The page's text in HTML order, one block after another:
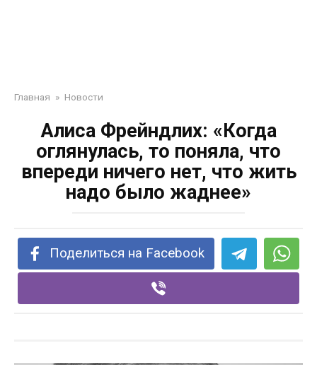
Главная » Новости
Алиса Фрейндлих: «Когда
оглянулась, то поняла, что
впереди ничего нет, что жить
надо было жаднее»
Поделиться на Facebook